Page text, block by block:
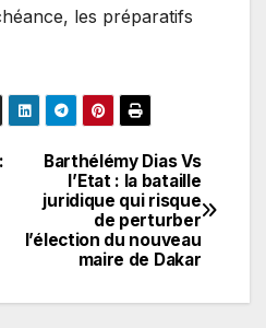
les préparatifs
Barthélémy Dias Vs
l’Etat : la bataille
juridique qui risque
de perturber
l’élection du nouveau
maire de Dakar